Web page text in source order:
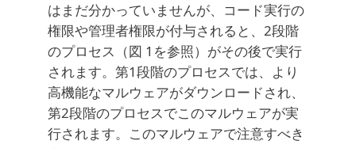
はまだ分かっていませんが、コード実行の
権限や管理者権限が付与されると、2段階
のプロセス（図 1を参照）がその後で実行
されます。第1段階のプロセスでは、より
高機能なマルウェアがダウンロードされ、
第2段階のプロセスでこのマルウェアが実
行されます。このマルウェアで注意すべき